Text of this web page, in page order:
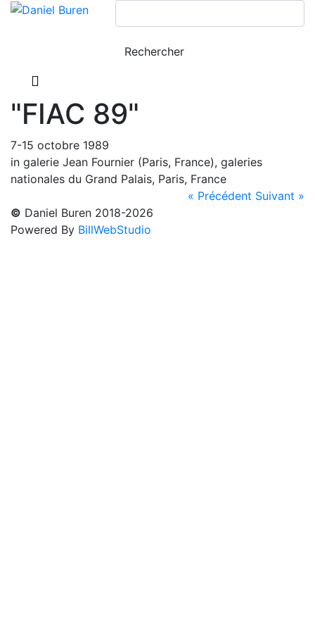
"FIAC 89"
7-15 octobre 1989
in galerie Jean Fournier (Paris, France), galeries
nationales du Grand Palais, Paris, France
« Précédent Suivant »
© Daniel Buren 2018-2026
Powered By BillWebStudio